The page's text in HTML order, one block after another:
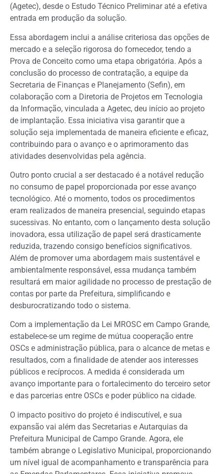
(Agetec), desde o Estudo Técnico Preliminar até a efetiva
entrada em produção da solução.
Essa abordagem inclui a análise criteriosa das opções de
mercado e a seleção rigorosa do fornecedor, tendo a
Prova de Conceito como uma etapa obrigatória. Após a
conclusão do processo de contratação, a equipe da
Secretaria de Finanças e Planejamento (Sefin), em
colaboração com a Diretoria de Projetos em Tecnologia
da Informação, vinculada a Agetec, deu início ao projeto
de implantação. Essa iniciativa visa garantir que a
solução seja implementada de maneira eficiente e eficaz,
contribuindo para o avanço e o aprimoramento das
atividades desenvolvidas pela agência.
Outro ponto crucial a ser destacado é a notável redução
no consumo de papel proporcionada por esse avanço
tecnológico. Até o momento, todos os procedimentos
eram realizados de maneira presencial, seguindo etapas
sucessivas. No entanto, com o lançamento desta solução
inovadora, essa utilização de papel será drasticamente
reduzida, trazendo consigo benefícios significativos.
Além de promover uma abordagem mais sustentável e
ambientalmente responsável, essa mudança também
resultará em maior agilidade no processo de prestação de
contas por parte da Prefeitura, simplificando e
desburocratizando todo o sistema.
Com a implementação da Lei MROSC em Campo Grande,
estabelece-se um regime de mútua cooperação entre
OSCs e administração pública, para o alcance de metas e
resultados, com a finalidade de atender aos interesses
públicos e recíprocos. A medida é considerada um
avanço importante para o fortalecimento do terceiro setor
e das parcerias entre OSCs e poder público na cidade.
O impacto positivo do projeto é indiscutível, e sua
expansão vai além das Secretarias e Autarquias da
Prefeitura Municipal de Campo Grande. Agora, ele
também abrange o Legislativo Municipal, proporcionando
um nível igual de acompanhamento e transparência para